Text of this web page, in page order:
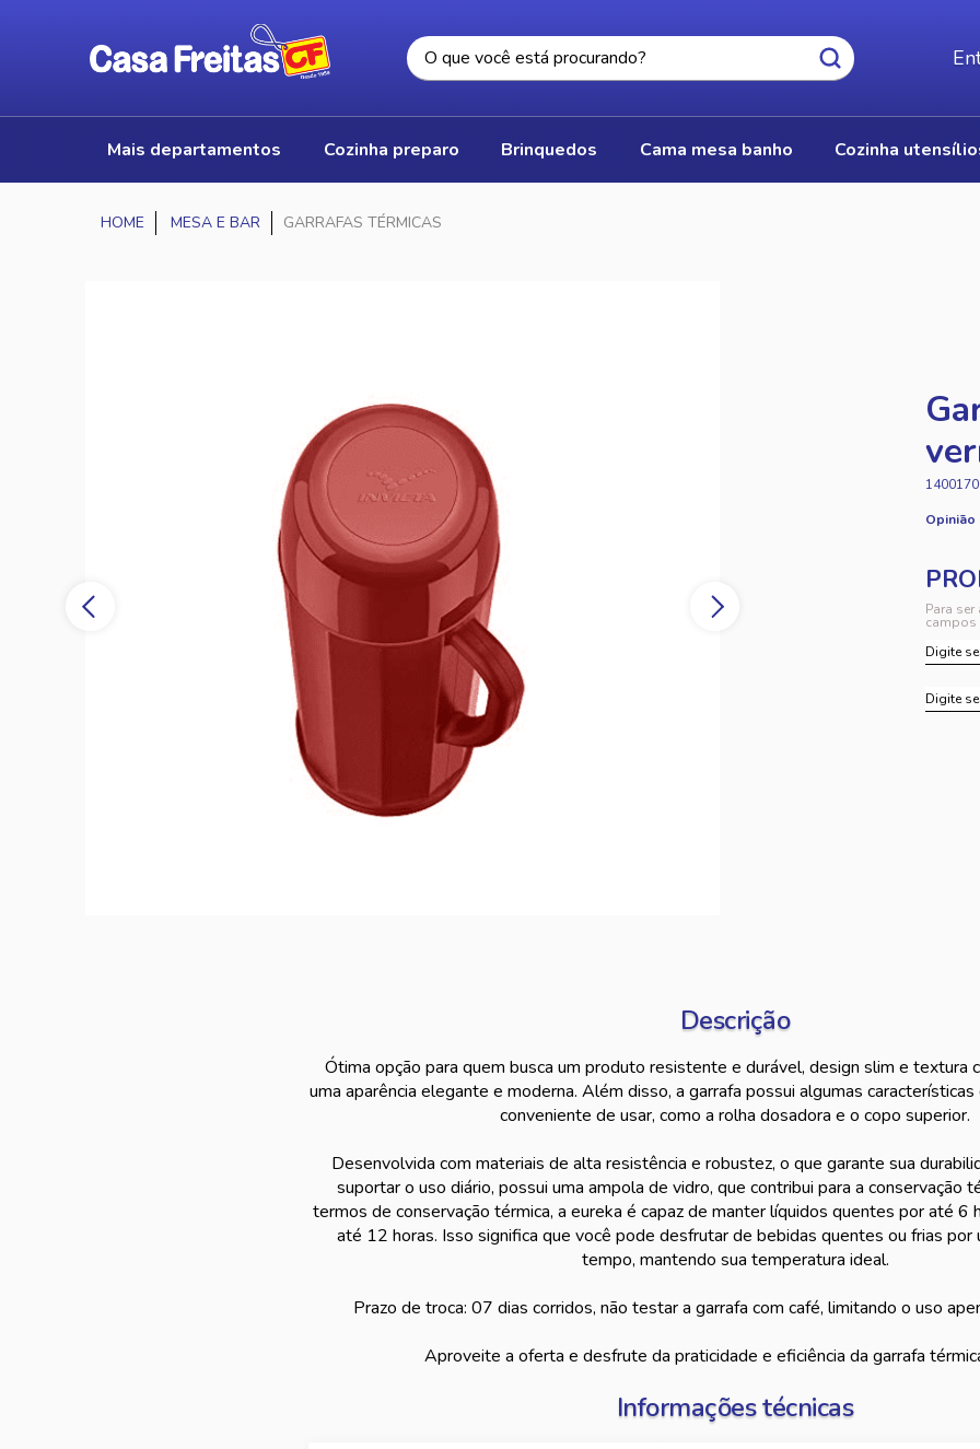
mais departamentos cozinha preparo brinquedos cama mesa banho cozinha
MESA E BAR GARRAFAS TÉRMICAS
Opinião
Para
campos
Descrição
Ótima opção para quem busca um produto resistente e durável, design slim e textura
uma aparência elegante e moderna. Além disso, a garrafa possui algumas
conveniente de usar, como a rolha dosadora e o copo superior.
Desenvolvida com materiais de alta resistência e robustez, o que garante sua
suportar o uso diário, possui uma ampola de vidro, que contribui para a conservação
termos de conservação térmica, a eureka é capaz de manter líquidos quentes por até 6
até 12 horas. Isso significa que você pode desfrutar de bebidas quentes ou frias por
tempo, mantendo sua temperatura ideal.
Prazo de troca: 07 dias corridos, não testar a garrafa com café, limitando o uso
Aproveite a oferta e desfrute da praticidade e eficiência da garrafa
Informações técnicas